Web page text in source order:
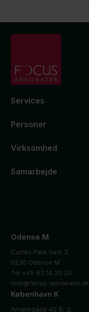
Services
Personer
Virksomhed
Samarbejde
Odense M
Cortex Park Vest 3
5230 Odense M
Tel +45 63 14 20 20
mail@focus-advokater.dk
København K
Amaliegade 40 B, 2.